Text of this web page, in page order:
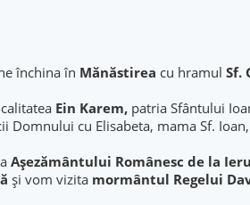
închina în Mănăstirea cu hramul Sf.
Ein Karem, patria Sfântului
Domnului cu Elisabeta, mama Sf. Ioan,
Așezământului Românesc de la
şi vom vizita mormântul Regelui